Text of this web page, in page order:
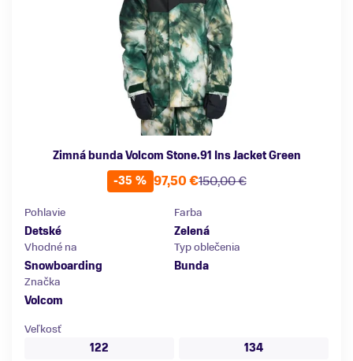
Zimná bunda Volcom Stone.91 Ins Jacket Green
-35 %
150,00 €
97,50 €
Pohlavie
Detské
Farba
Zelená
Vhodné na
Snowboarding
Typ oblečenia
Bunda
Značka
Volcom
Veľkosť
122
134